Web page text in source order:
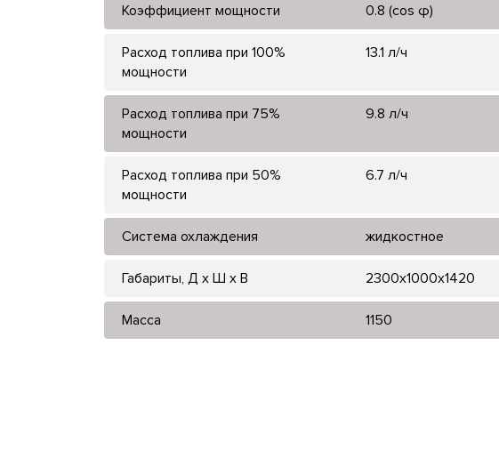
Коэффициент мощности 0.8 (cos φ)
Расход топлива при 100%
мощности
13.1 л/ч
Расход топлива при 75%
мощности
9.8 л/ч
Расход топлива при 50%
мощности
6.7 л/ч
Система охлаждения жидкостное
Габариты, Д x Ш x В 2300x1000x1420
Масса 1150